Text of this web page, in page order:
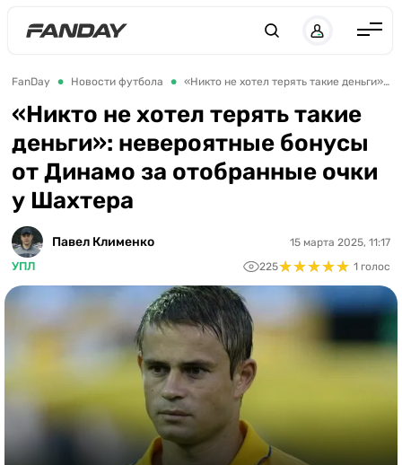
Испания
Германия
Италия
ЛЧ
ЛЕ
ЧЕ-2028
Букмекеры
Казино
FanDay Новости футбола «Никто не хотел терять такие деньги»: невероятные бонусы от Динамо за отобранные очки у Шахтера
«Никто не хотел терять такие
деньги»: невероятные бонусы
от Динамо за отобранные очки
у Шахтера
Павел Клименко
УПЛ
15 марта 2025, 11:17
225★★★★★
★★★★★ 1 голос